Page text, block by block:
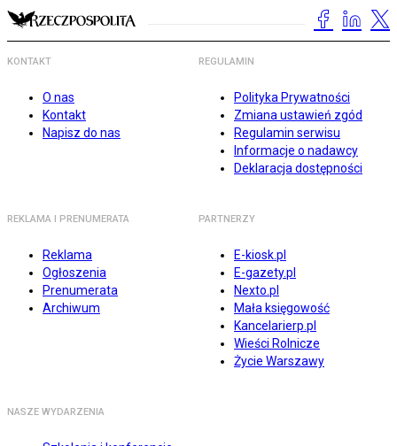
KONTAKT
O nas
Kontakt
Napisz do nas
REGULAMIN
Polityka Prywatności
Zmiana ustawień zgód
Regulamin serwisu
Informacje o nadawcy
Deklaracja dostępności
REKLAMA I PRENUMERATA
Reklama
Ogłoszenia
Prenumerata
Archiwum
PARTNERZY
E-kiosk.pl
E-gazety.pl
Nexto.pl
Mała księgowość
Kancelarierp.pl
Wieści Rolnicze
Życie Warszawy
NASZE WYDARZENIA